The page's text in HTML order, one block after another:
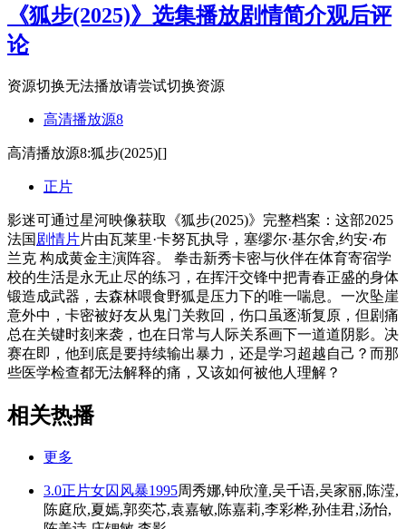
《狐步(2025)》选集播放剧情简介观后评
论
资源切换无法播放请尝试切换资源
高清播放源8
高清播放源8:狐步(2025)[]
正片
影迷可通过星河映像获取《狐步(2025)》完整档案：这部2025
法国剧情片片由瓦莱里·卡努瓦执导，塞缪尔·基尔舍,约安·布
兰克 构成黄金主演阵容。 拳击新秀卡密与伙伴在体育寄宿学
校的生活是永无止尽的练习，在挥汗交锋中把青春正盛的身体
锻造成武器，去森林喂食野狐是压力下的唯一喘息。一次坠崖
意外中，卡密被好友从鬼门关救回，伤口虽逐渐复原，但剧痛
总在关键时刻来袭，也在日常与人际关系画下一道道阴影。决
赛在即，他到底是要持续输出暴力，还是学习超越自己？而那
些医学检查都无法解释的痛，又该如何被他人理解？
相关热播
更多
3.0正片女囚风暴1995周秀娜,钟欣潼,吴千语,吴家丽,陈滢,
陈庭欣,夏嫣,郭奕芯,袁嘉敏,陈嘉莉,李彩桦,孙佳君,汤怡,